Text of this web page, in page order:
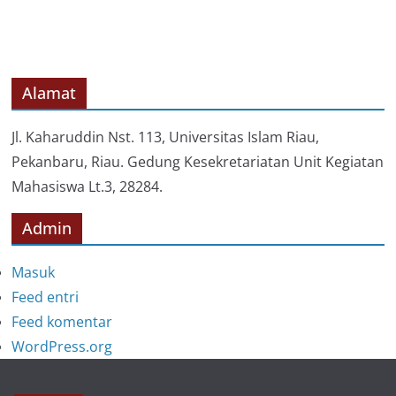
r
i
Alamat
Jl. Kaharuddin Nst. 113, Universitas Islam Riau,
Pekanbaru, Riau. Gedung Kesekretariatan Unit Kegiatan
Mahasiswa Lt.3, 28284.
Admin
Masuk
Feed entri
Feed komentar
WordPress.org